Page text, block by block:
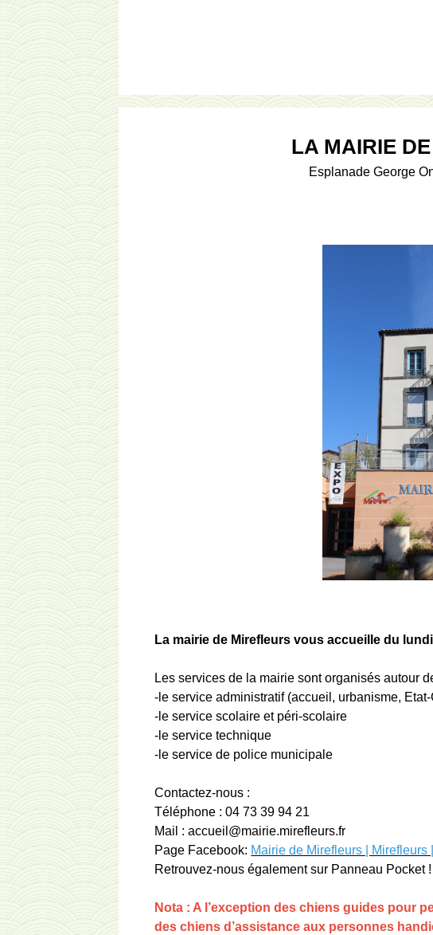
LA MAIRIE
Esplanade George
La mairie de Mirefleurs vous accueille du
Les services de la mairie sont organisés autour
-le service administratif (accueil, urbanisme,
-le service scolaire et péri-scolaire
-le service technique
-le service de police municipale
Contactez-nous :
Téléphone : 04 73 39 94 21
Mail : accueil@mairie.mirefleurs.fr
Page Facebook: Mairie de Mirefleurs | Mirefleurs
Retrouvez-nous également sur Panneau Pocket !
Nota : A l’exception des chiens guides pour
des chiens d’assistance aux personnes